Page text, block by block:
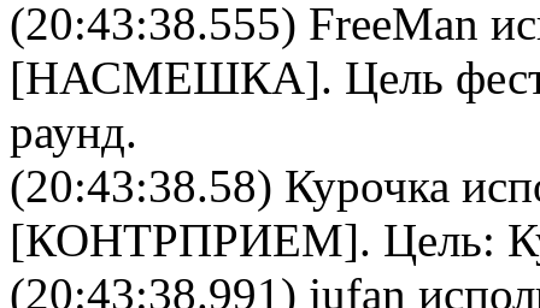
(20:43:38.555) FreeMan
[НАСМЕШКА]. Цель
раунд.
(20:43:38.58) Курочка
[КОНТРПРИЕМ]. Цель:
(20:43:38.991) jufan